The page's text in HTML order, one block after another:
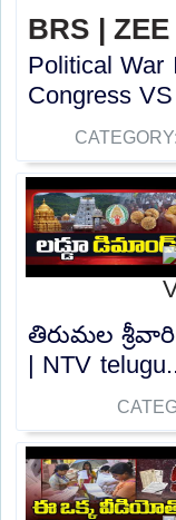
BRS |
Political War
Congress
CATEGORY:
తిరుమల శ్రీవారి
| NTV